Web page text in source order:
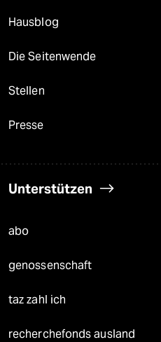
Hausblog
Die Seitenwende
Stellen
Presse
Unterstützen
abo
genossenschaft
taz zahl ich
recherchefonds ausland